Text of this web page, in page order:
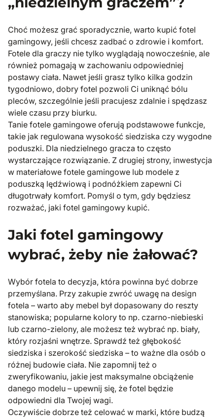
Choć możesz grać sporadycznie, warto kupić fotel
gamingowy, jeśli chcesz zadbać o zdrowie i komfort.
Fotele dla graczy nie tylko wyglądają nowocześnie, ale
również pomagają w zachowaniu odpowiedniej
postawy ciała. Nawet jeśli grasz tylko kilka godzin
tygodniowo, dobry fotel pozwoli Ci uniknąć bólu
pleców, szczególnie jeśli pracujesz zdalnie i spędzasz
wiele czasu przy biurku.
Tanie fotele gamingowe oferują podstawowe funkcje,
takie jak regulowana wysokość siedziska czy wygodne
poduszki. Dla niedzielnego gracza to często
wystarczające rozwiązanie. Z drugiej strony, inwestycja
w materiałowe fotele gamingowe lub modele z
poduszką lędźwiową i podnóżkiem zapewni Ci
długotrwały komfort. Pomyśl o tym, gdy będziesz
rozważać, jaki fotel gamingowy kupić.
Jaki fotel gamingowy
wybrać, żeby nie żałować?
Wybór fotela to decyzja, która powinna być dobrze
przemyślana. Przy zakupie zwróć uwagę na design
fotela – warto aby mebel był dopasowany do reszty
stanowiska; popularne kolory to np. czarno-niebieski
lub czarno-zielony, ale możesz też wybrać np. biały,
który rozjaśni wnętrze. Sprawdź też głębokość
siedziska i szerokość siedziska – to ważne dla osób o
różnej budowie ciała. Nie zapomnij też o
zweryfikowaniu, jakie jest maksymalne obciążenie
danego modelu – upewnij się, że fotel będzie
odpowiedni dla Twojej wagi.
Oczywiście dobrze też celować w marki, które budzą